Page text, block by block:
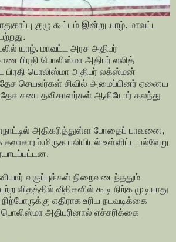
குழு கூட்டம் இன்று யாழ். மாவட்ட
யாழ். மாவட்ட அரச அதிபர்
பிரதி பொலிஸ்மா அதிபர் லலித்
பிரதி பொலிஸ்மா அதிபர் லக்ஸ்மன்
செயலர்கள் சிவில் அமைப்பினர் ஏனைய
சபை தவிசாளர்கள் ஆகியோர் கலந்து
அதிகரித்துள்ள போதைப் பாவனை,
பலியிடல் உள்ளிட்ட பல்வேறு
வகுப்புக்கள் நிறைவடைந்ததும்
வீதிகளில் கூடி நிற்க முடியாது
எதிராக உரிய நடவடிக்கை
பொலிஸ்மா அதிபரினால் எச்சரிக்கை